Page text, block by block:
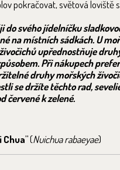
pokračovat, světová loviště
do svého jídelníčku
na místních sádkách. U
upřednostňuje
Při nákupech
druhy mořských
se držíte těchto rad,
červené k zelené.
Chua"(Nuichua rabaeyae)